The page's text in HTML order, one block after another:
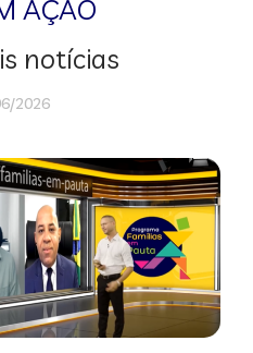
AÇÃO
notícias
2026